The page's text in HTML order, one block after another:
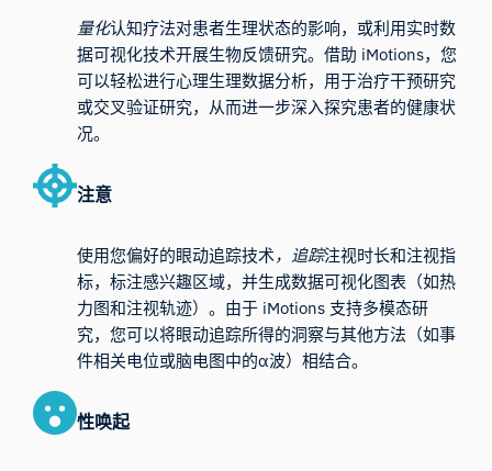
量化认知疗法对患者生理状态的影响，或利用实时数
据可视化技术开展生物反馈研究。借助 iMotions，您
可以轻松进行心理生理数据分析，用于治疗干预研究
或交叉验证研究，从而进一步深入探究患者的健康状
况。
注意
使用您偏好的眼动追踪技术，追踪注视时长和注视指
标，标注感兴趣区域，并生成数据可视化图表（如热
力图和注视轨迹）。由于 iMotions 支持多模态研
究，您可以将眼动追踪所得的洞察与其他方法（如事
件相关电位或脑电图中的α波）相结合。
性唤起